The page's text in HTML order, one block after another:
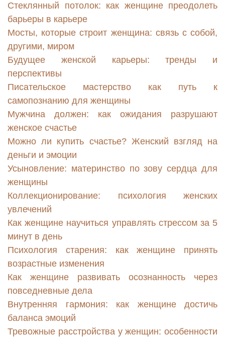
Стеклянный потолок: как женщине преодолеть
барьеры в карьере
Мосты, которые строит женщина: связь с собой,
другими, миром
Будущее женской карьеры: тренды и
перспективы
Писательское мастерство как путь к
самопознанию для женщины
Мужчина должен: как ожидания разрушают
женское счастье
Можно ли купить счастье? Женский взгляд на
деньги и эмоции
Усыновление: материнство по зову сердца для
женщины
Коллекционирование: психология женских
увлечений
Как женщине научиться управлять стрессом за 5
минут в день
Психология старения: как женщине принять
возрастные изменения
Как женщине развивать осознанность через
повседневные дела
Внутренняя гармония: как женщине достичь
баланса эмоций
Тревожные расстройства у женщин: особенности